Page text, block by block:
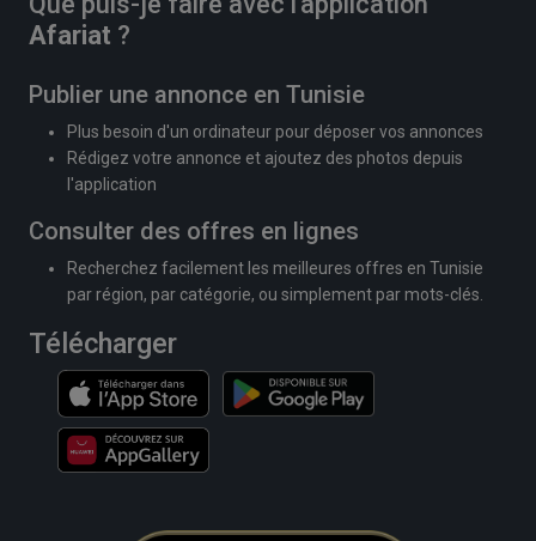
Afariat ?
Publier une annonce en Tunisie
Plus besoin d'un ordinateur pour déposer vos annonces
Rédigez votre annonce et ajoutez des photos depuis
l'application
Consulter des offres en lignes
Recherchez facilement les meilleures offres en Tunisie
par région, par catégorie, ou simplement par mots-clés.
Télécharger